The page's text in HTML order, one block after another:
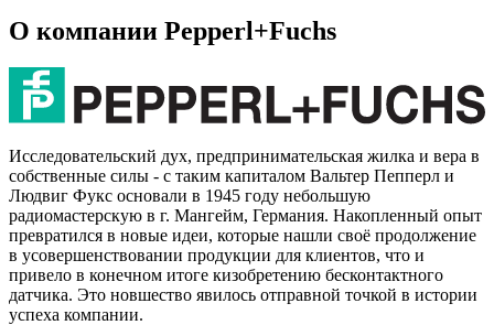
О компании Pepperl+Fuchs
Исследовательский дух, предпринимательская жилка и вера в
собственные силы - с таким капиталом Вальтер Пепперл и
Людвиг Фукс основали в 1945 году небольшую
радиомастерскую в г. Мангейм, Германия. Накопленный опыт
превратился в новые идеи, которые нашли своё продолжение
в усовершенствовании продукции для клиентов, что и
привело в конечном итоге кизобретению бесконтактного
датчика. Это новшество явилось отправной точкой в истории
успеха компании.